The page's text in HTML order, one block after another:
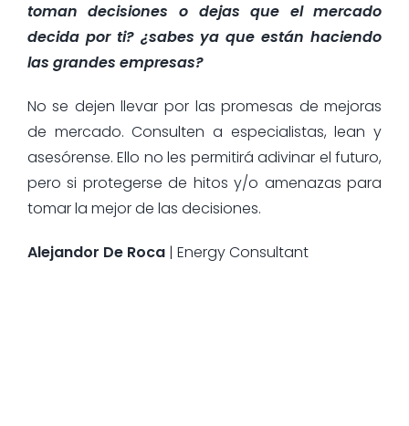
toman decisiones o dejas que el mercado
decida por ti? ¿sabes ya que están haciendo
las grandes empresas?
No se dejen llevar por las promesas de mejoras
de mercado. Consulten a especialistas, lean y
asesórense. Ello no les permitirá adivinar el futuro,
pero si protegerse de hitos y/o amenazas para
tomar la mejor de las decisiones.
Alejandor De Roca | Energy Consultant